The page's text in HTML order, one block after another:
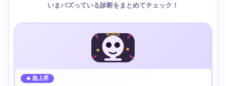
いまバズっている診断をまとめてチェック！
KUZU
🔥 急上昇